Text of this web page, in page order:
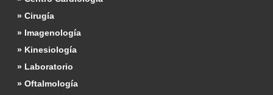
» Cirugía
» Imagenología
» Kinesiología
» Laboratorio
» Oftalmología